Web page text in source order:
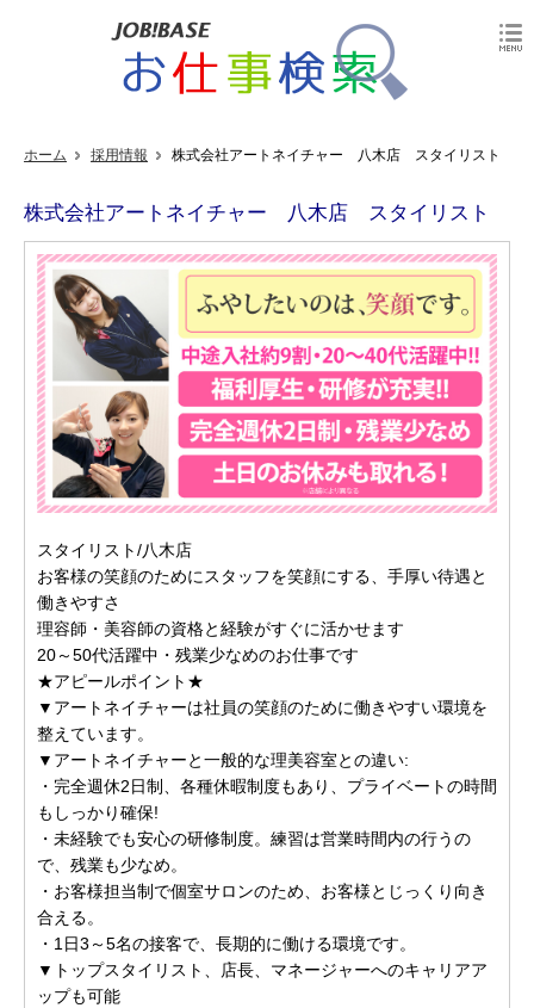
ホーム 採用情報 株式会社アートネイチャー 八木店 スタイリスト
株式会社アートネイチャー 八木店 スタイリスト
スタイリスト/八木店
お客様の笑顔のためにスタッフを笑顔にする、手厚い待遇と
働きやすさ
理容師・美容師の資格と経験がすぐに活かせます
20～50代活躍中・残業少なめのお仕事です
★アピールポイント★
▼アートネイチャーは社員の笑顔のために働きやすい環境を
整えています。
▼アートネイチャーと一般的な理美容室との違い:
・完全週休2日制、各種休暇制度もあり、プライベートの時間
もしっかり確保!
・未経験でも安心の研修制度。練習は営業時間内の行うの
で、残業も少なめ。
・お客様担当制で個室サロンのため、お客様とじっくり向き
合える。
・1日3～5名の接客で、長期的に働ける環境です。
▼トップスタイリスト、店長、マネージャーへのキャリアア
ップも可能